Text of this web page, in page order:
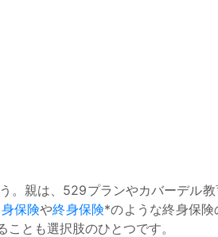
親は、529プランやカバーデル
保険や終身保険*のような終身保
とも選択肢のひとつです。